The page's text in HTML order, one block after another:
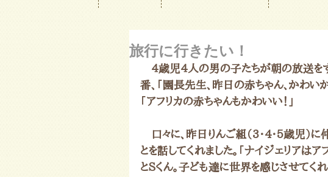
旅行に行きたい！
４歳児４人の男の子たちが朝の放送を
番、「園長先生、昨日の赤ちゃん、かわい
「アフリカの赤ちゃんもかわいい！」
口々に、昨日りんご組（3・4・5歳児）
とを話してくれました。「ナイジェリアはア
とＳくん。子ども達に世界を感じさせて